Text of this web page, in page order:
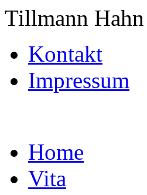
Tillmann Hahn
Kontakt
Impressum
Home
Vita